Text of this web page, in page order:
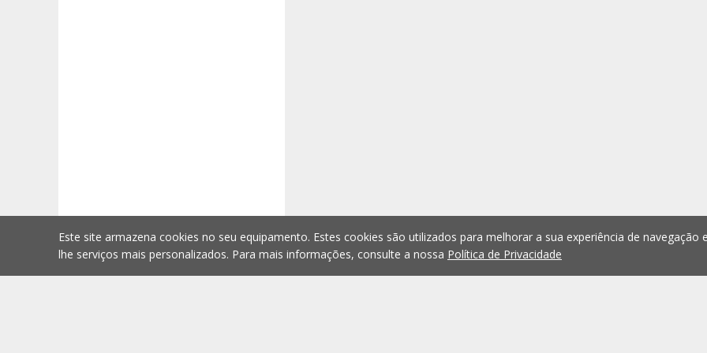
Este site armazena cookies no seu equipamento. Estes cookies são utilizados para melhorar a sua experiência de navegação
lhe serviços mais personalizados. Para mais informações, consulte a nossa Política de Privacidade